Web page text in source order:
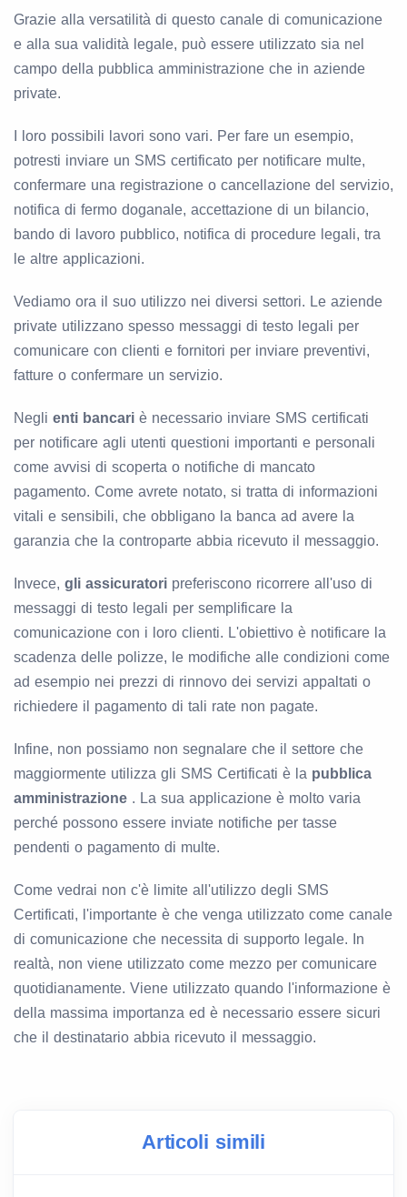
Grazie alla versatilità di questo canale di comunicazione
e alla sua validità legale, può essere utilizzato sia nel
campo della pubblica amministrazione che in aziende
private.
I loro possibili lavori sono vari. Per fare un esempio,
potresti inviare un SMS certificato per notificare multe,
confermare una registrazione o cancellazione del servizio,
notifica di fermo doganale, accettazione di un bilancio,
bando di lavoro pubblico, notifica di procedure legali, tra
le altre applicazioni.
Vediamo ora il suo utilizzo nei diversi settori. Le aziende
private utilizzano spesso messaggi di testo legali per
comunicare con clienti e fornitori per inviare preventivi,
fatture o confermare un servizio.
Negli enti bancari è necessario inviare SMS certificati
per notificare agli utenti questioni importanti e personali
come avvisi di scoperta o notifiche di mancato
pagamento. Come avrete notato, si tratta di informazioni
vitali e sensibili, che obbligano la banca ad avere la
garanzia che la controparte abbia ricevuto il messaggio.
Invece, gli assicuratori preferiscono ricorrere all'uso di
messaggi di testo legali per semplificare la
comunicazione con i loro clienti. L'obiettivo è notificare la
scadenza delle polizze, le modifiche alle condizioni come
ad esempio nei prezzi di rinnovo dei servizi appaltati o
richiedere il pagamento di tali rate non pagate.
Infine, non possiamo non segnalare che il settore che
maggiormente utilizza gli SMS Certificati è la pubblica
amministrazione . La sua applicazione è molto varia
perché possono essere inviate notifiche per tasse
pendenti o pagamento di multe.
Come vedrai non c'è limite all'utilizzo degli SMS
Certificati, l'importante è che venga utilizzato come canale
di comunicazione che necessita di supporto legale. In
realtà, non viene utilizzato come mezzo per comunicare
quotidianamente. Viene utilizzato quando l'informazione è
della massima importanza ed è necessario essere sicuri
che il destinatario abbia ricevuto il messaggio.
Articoli simili